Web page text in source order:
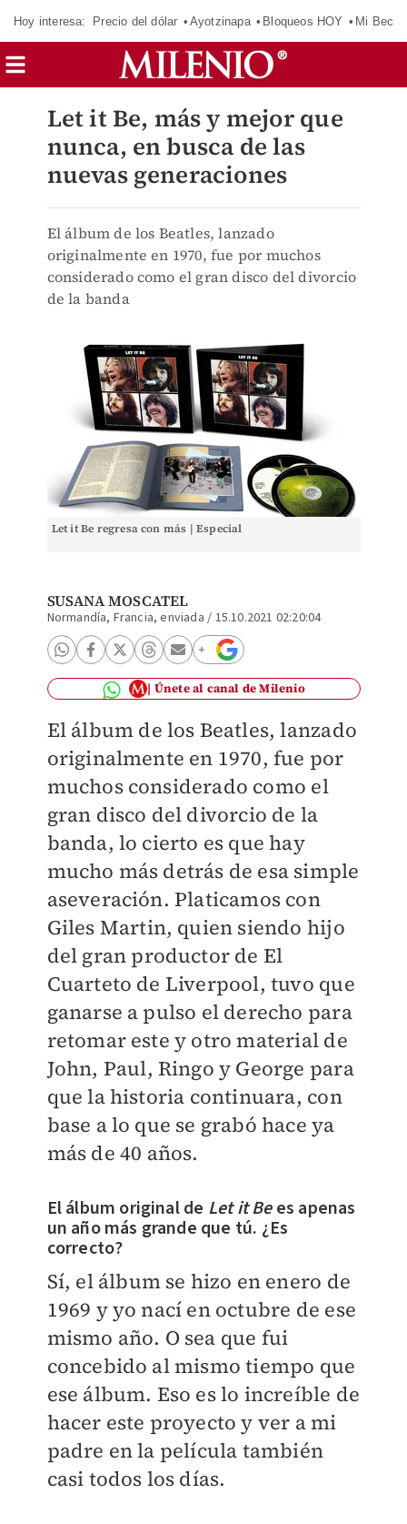
Hoy interesa: Precio del dólar Ayotzinapa Bloqueos HOY Mi Beca
Let it Be, más y mejor que
nunca, en busca de las
nuevas generaciones
El álbum de los Beatles, lanzado
originalmente en 1970, fue por muchos
considerado como el gran disco del divorcio
de la banda
Let it Be regresa con más | Especial
SUSANA MOSCATEL
Normandía, Francia, enviada / 15.10.2021 02:20:04
Únete al canal de Milenio
El álbum de los Beatles, lanzado
originalmente en 1970, fue por
muchos considerado como el
gran disco del divorcio de la
banda, lo cierto es que hay
mucho más detrás de esa simple
aseveración. Platicamos con
Giles Martin, quien siendo hijo
del gran productor de El
Cuarteto de Liverpool, tuvo que
ganarse a pulso el derecho para
retomar este y otro material de
John, Paul, Ringo y George para
que la historia continuara, con
base a lo que se grabó hace ya
más de 40 años.
El álbum original de Let it Bees apenas
un año más grande que tú. ¿Es
correcto?
Sí, el álbum se hizo en enero de
1969 y yo nací en octubre de ese
mismo año. O sea que fui
concebido al mismo tiempo que
ese álbum. Eso es lo increíble de
hacer este proyecto y ver a mi
padre en la película también
casi todos los días.